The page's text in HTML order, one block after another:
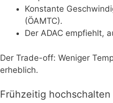
Konstante
(ÖAMTC).
Der ADAC empfiehlt,
Der Trade-off: Weniger
erheblich.
Frühzeitig hochschalten